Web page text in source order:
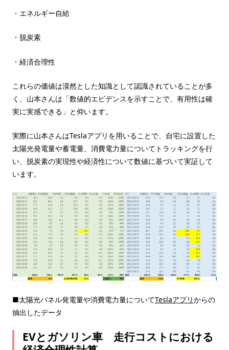
・エネルギー自給
・脱炭素
・経済合理性
これらの価値は漠然とした知識として認識されていることが多
く、山本さんは「数値的エビデンスを示すことで、有用性は確
実に実感できる」と仰います。
実際に山本さんはTeslaアプリを用いることで、自宅に設置した
太陽光発電量や蓄電量、消費電力量についてトラッキングを行
い、脱炭素の実現性や経済性について数値に基づいて実証して
います。
■太陽光パネル発電量や消費電力量についてTeslaアプリからの
抽出したデータ
EVとガソリン車 走行コストにおける